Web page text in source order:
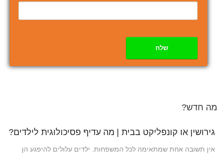
שלח
מה חדש?
גירושין או קונפליקט בבית | מה עדיף פסיכולוגית לילדים?
אין תשובה אחת שמתאימה לכל המשפחות. ילדים עלולים להיפגע הן